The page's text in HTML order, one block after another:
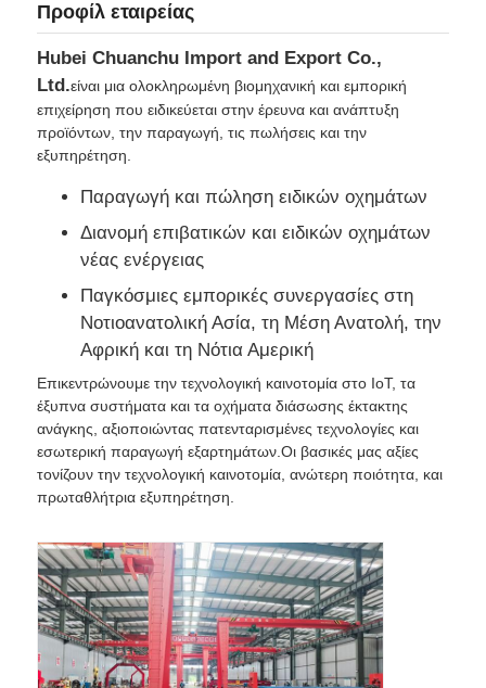
Προφίλ εταιρείας
Hubei Chuanchu Import and Export Co.,
Ltd.είναι μια ολοκληρωμένη βιομηχανική και εμπορική
επιχείρηση που ειδικεύεται στην έρευνα και ανάπτυξη
προϊόντων, την παραγωγή, τις πωλήσεις και την
εξυπηρέτηση.
Παραγωγή και πώληση ειδικών οχημάτων
Διανομή επιβατικών και ειδικών οχημάτων
νέας ενέργειας
Παγκόσμιες εμπορικές συνεργασίες στη
Νοτιοανατολική Ασία, τη Μέση Ανατολή, την
Αφρική και τη Νότια Αμερική
Επικεντρώνουμε την τεχνολογική καινοτομία στο IoT, τα
έξυπνα συστήματα και τα οχήματα διάσωσης έκτακτης
ανάγκης, αξιοποιώντας πατενταρισμένες τεχνολογίες και
εσωτερική παραγωγή εξαρτημάτων.Οι βασικές μας αξίες
τονίζουν την τεχνολογική καινοτομία, ανώτερη ποιότητα, και
πρωταθλήτρια εξυπηρέτηση.